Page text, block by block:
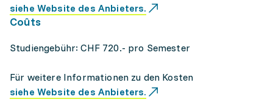
siehe Website des Anbieters.
Coûts
Studiengebühr: CHF 720.- pro Semester
Für weitere Informationen zu den Kosten
siehe Website des Anbieters.